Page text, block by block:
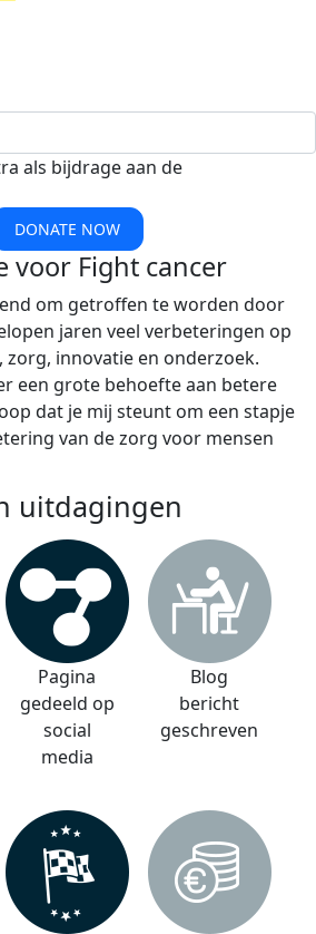
als bijdrage aan de
DONATE NOW
voor Fight cancer
om getroffen te worden door
jaren veel verbeteringen op
zorg, innovatie en onderzoek.
een grote behoefte aan betere
dat je mij steunt om een stapje
van de zorg voor mensen
uitdagingen
Pagina
gedeeld op
social
media
Blog
bericht
geschreven